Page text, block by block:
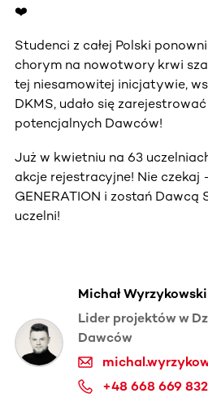
❤️
Studenci z całej Polski
chorym na nowotwory krwi
tej niesamowitej inicjatywie,
DKMS, udało się
potencjalnych Dawców!
Już w kwietniu na 63
akcje rejestracyjne! Nie czekaj
GENERATION i zostań Dawcą
uczelni!
Michał Wyrzykowski
Lider projektów w
Dawców
+48 668 669 832